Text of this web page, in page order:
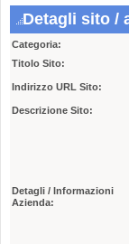
Detagli sito /
Categoria:
Titolo Sito:
Indirizzo URL Sito:
Descrizione Sito:
Detagli / Informazioni
Azienda: